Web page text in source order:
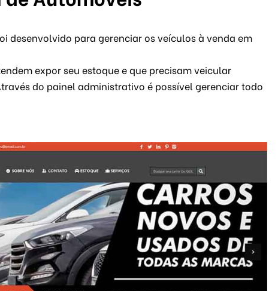
desenvolvido para gerenciar os veículos à venda em
expor seu estoque e que precisam veicular
do painel administrativo é possível gerenciar todo